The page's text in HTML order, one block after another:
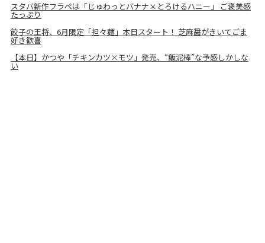
スタバ新作フラペは「じゅわっとバナナ×とろけるハニー」 ご褒美感
たっぷり
餃子の王将、6月限定「担々麺」本日スタート！ 芝麻醤がきいてごま
好き歓喜
【本日】かつや「チキンカツ×モツ」発売、“飯泥棒”な予感しかしな
い